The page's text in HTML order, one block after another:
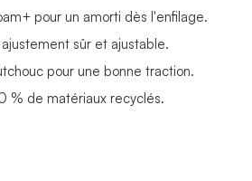
pour un amorti dès l'enfilage.
sûr et ajustable.
pour une bonne traction.
% de matériaux recyclés.